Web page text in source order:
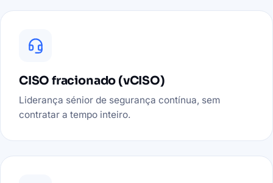
CISO fracionado (vCISO)
Liderança sénior de segurança contínua, sem
contratar a tempo inteiro.